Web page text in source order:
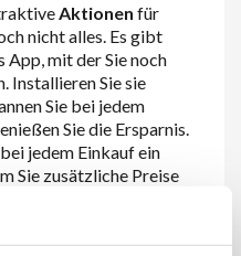
Aktionen für
nicht alles. Es gibt
App, mit der Sie noch
Installieren Sie sie
Sie bei jedem
Sie die Ersparnis.
jedem Einkauf ein
Sie zusätzliche Preise